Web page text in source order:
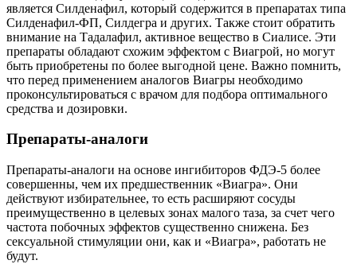
является Силденафил, который содержится в препаратах типа
Силденафил-ФП, Силдегра и других. Также стоит обратить
внимание на Тадалафил, активное вещество в Сиалисе. Эти
препараты обладают схожим эффектом с Виагрой, но могут
быть приобретены по более выгодной цене. Важно помнить,
что перед применением аналогов Виагры необходимо
проконсультироваться с врачом для подбора оптимального
средства и дозировки.
Препараты-аналоги
Препараты-аналоги на основе ингибиторов ФДЭ-5 более
совершенны, чем их предшественник «Виагра». Они
действуют избирательнее, то есть расширяют сосуды
преимущественно в целевых зонах малого таза, за счет чего
частота побочных эффектов существенно снижена. Без
сексуальной стимуляции они, как и «Виагра», работать не
будут.